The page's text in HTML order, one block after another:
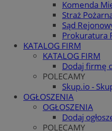
Komenda
Straż
Sąd
Prokuratura
KATALOG FIRM
KATALOG FIRM
Dodaj firmę
POLECAMY
Skup.io -
OGŁOSZENIA
OGŁOSZENIA
Dodaj
POLECAMY